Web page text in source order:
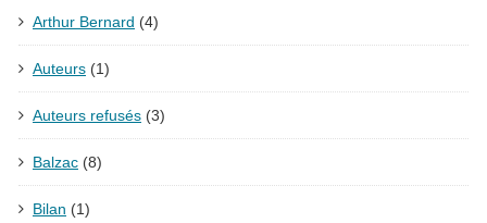
Arthur Bernard (4)
Auteurs (1)
Auteurs refusés (3)
Balzac (8)
Bilan (1)